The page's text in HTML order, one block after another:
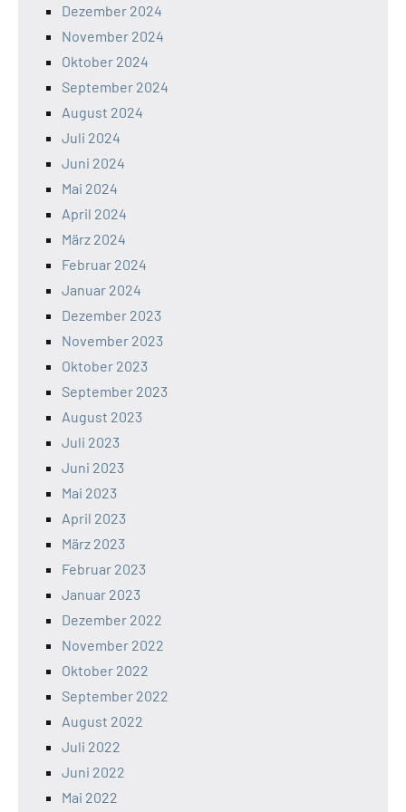
Dezember 2024
November 2024
Oktober 2024
September 2024
August 2024
Juli 2024
Juni 2024
Mai 2024
April 2024
März 2024
Februar 2024
Januar 2024
Dezember 2023
November 2023
Oktober 2023
September 2023
August 2023
Juli 2023
Juni 2023
Mai 2023
April 2023
März 2023
Februar 2023
Januar 2023
Dezember 2022
November 2022
Oktober 2022
September 2022
August 2022
Juli 2022
Juni 2022
Mai 2022